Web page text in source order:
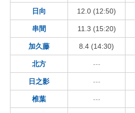
日向 12.0 (12:50)
串間 11.3 (15:20)
加久藤 8.4 (14:30)
北方 ---
日之影 ---
椎葉 ---